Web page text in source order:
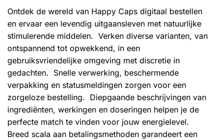
kan
gekozen
worden
op
de
kan
gekozen
worden
op
de
Ontdek de wereld van Happy Caps digitaal bestellen
en ervaar een levendig uitgaansleven met natuurlijke
stimulerende middelen. Verken diverse varianten, van
ontspannend tot opwekkend, in een
gebruiksvriendelijke omgeving met discretie in
gedachten. Snelle verwerking, beschermende
verpakking en statusmeldingen zorgen voor een
zorgeloze bestelling. Diepgaande beschrijvingen van
ingrediënten, werkingen en doseringen helpen je de
perfecte match te vinden voor jouw energielevel.
Breed scala aan betalingsmethoden garandeert een